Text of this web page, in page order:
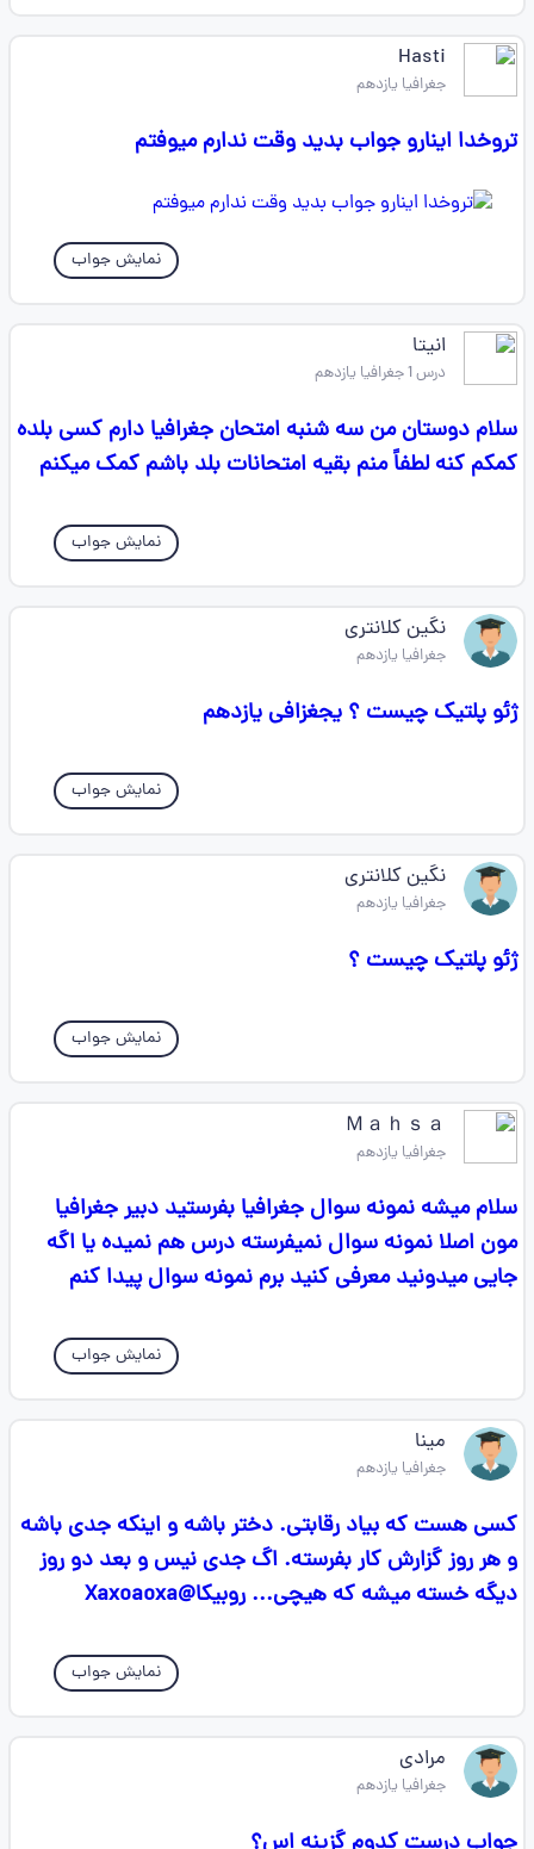
Hasti
جغرافیا یازدهم
تروخدا اینارو جواب بدید وقت ندارم میوفتم
نمایش جواب
انیتا
درس 1 جغرافیا یازدهم
سلام دوستان من سه شنبه امتحان جغرافیا دارم کسی بلده
کمکم کنه لطفاً منم بقیه امتحانات بلد باشم کمک میکنم
نمایش جواب
نگین کلانتری
جغرافیا یازدهم
ژئو پلتیک چیست ؟ یجغزافی یازدهم
نمایش جواب
نگین کلانتری
جغرافیا یازدهم
ژئو پلتیک چیست ؟
نمایش جواب
Ｍａｈｓａ
جغرافیا یازدهم
سلام میشه نمونه سوال جغرافیا بفرستید دبیر جغرافیا
مون اصلا نمونه سوال نمیفرسته درس هم نمیده یا اگه
جایی میدونید معرفی کنید برم نمونه سوال پیدا کنم
نمایش جواب
مینا
جغرافیا یازدهم
کسی هست که بیاد رقابتی. دختر باشه و اینکه جدی باشه
و هر روز گزارش کار بفرسته. اگ جدی نیس و بعد دو روز
دیگه خسته میشه که هیچی... روبیکا@Xaxoaoxa
نمایش جواب
مرادی
جغرافیا یازدهم